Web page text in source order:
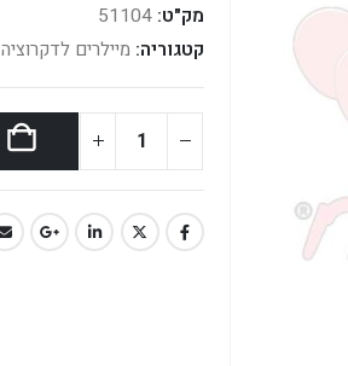
מק"ט: 51104
קטגוריה: מיילרים לדקרוציה